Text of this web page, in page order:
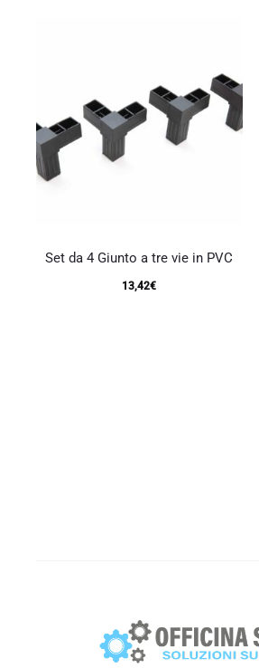
Set da 4 Giunto a tre vie in PVC
13,42€